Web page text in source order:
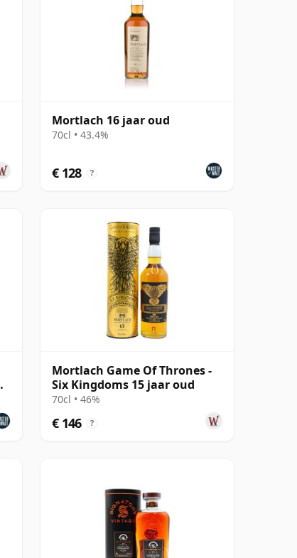
Mortlach 16 jaar oud
70cl • 43.4%
€ 128 ?
Mortlach Game Of Thrones -
Six Kingdoms 15 jaar oud
70cl • 46%
€ 146 ?